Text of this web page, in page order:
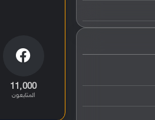
11٬000
المتابعون